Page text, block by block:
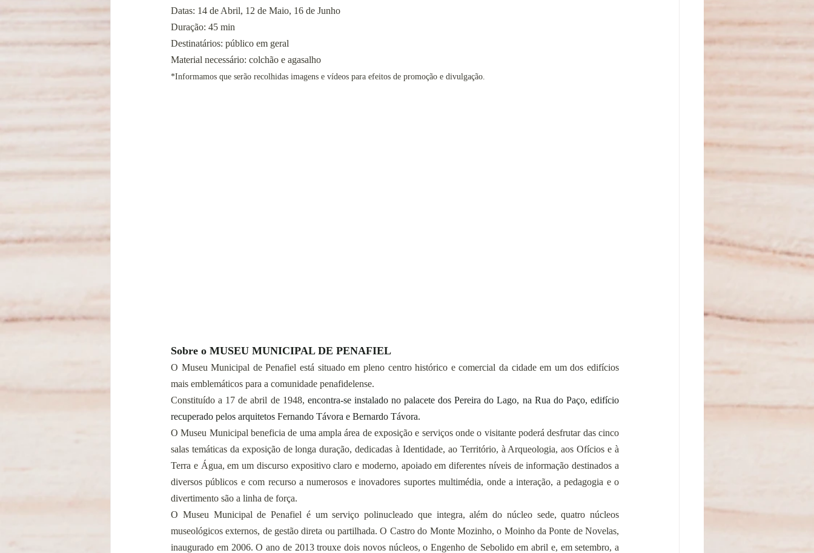
Datas: 14 de Abril, 12 de Maio, 16 de Junho
Duração: 45 min
Destinatários: público em geral
Material necessário: colchão e agasalho
*Informamos que serão recolhidas imagens e vídeos para efeitos de promoção e divulgação.
Sobre o MUSEU MUNICIPAL DE PENAFIEL
O Museu Municipal de Penafiel está situado em pleno centro histórico e comercial da cidade em um dos edifícios
mais emblemáticos para a comunidade penafidelense.
Constituído a 17 de abril de 1948, encontra-se instalado no palacete dos Pereira do Lago, na Rua do Paço, edifício
recuperado pelos arquitetos Fernando Távora e Bernardo Távora.
O Museu Municipal beneficia de uma ampla área de exposição e serviços onde o visitante poderá desfrutar das cinco
salas temáticas da exposição de longa duração, dedicadas à Identidade, ao Território, à Arqueologia, aos Ofícios e à
Terra e Água, em um discurso expositivo claro e moderno, apoiado em diferentes níveis de informação destinados a
diversos públicos e com recurso a numerosos e inovadores suportes multimédia, onde a interação, a pedagogia e o
divertimento são a linha de força.
O Museu Municipal de Penafiel é um serviço polinucleado que integra, além do núcleo sede, quatro núcleos
museológicos externos, de gestão direta ou partilhada. O Castro do Monte Mozinho, o Moinho da Ponte de Novelas,
inaugurado em 2006. O ano de 2013 trouxe dois novos núcleos, o Engenho de Sebolido em abril e, em setembro, a